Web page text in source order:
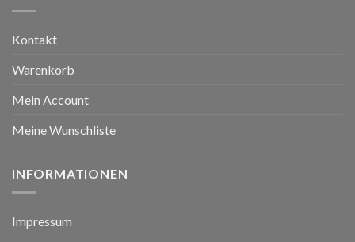
Kontakt
Warenkorb
Mein Account
Meine Wunschliste
INFORMATIONEN
Impressum